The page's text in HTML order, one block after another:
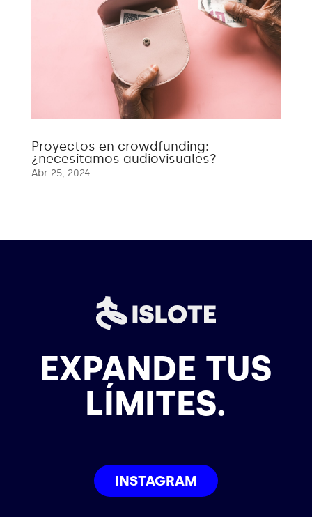
Proyectos en crowdfunding:
¿necesitamos audiovisuales?
Abr 25, 2024
EXPANDE TUS
LÍMITES.
INSTAGRAM